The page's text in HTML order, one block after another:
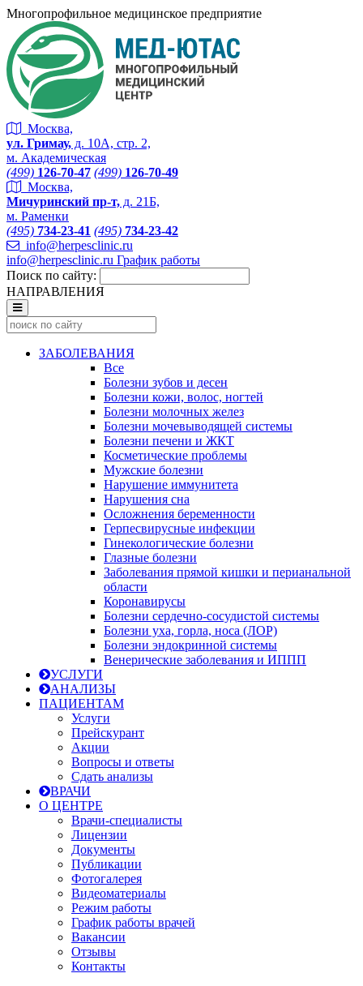
Многопрофильное медицинское предприятие
Москва,
ул. Гримау, д. 10А, стр. 2,
м. Академическая
(499) 126-70-47 (499) 126-70-49
Москва,
Мичуринский пр-т, д. 21Б,
м. Раменки
(495) 734-23-41 (495) 734-23-42
info@herpesclinic.ru
info@herpesclinic.ru График работы
Поиск по сайту:
НАПРАВЛЕНИЯ
ЗАБОЛЕВАНИЯ
Все
Болезни зубов и десен
Болезни кожи, волос, ногтей
Болезни молочных желез
Болезни мочевыводящей системы
Болезни печени и ЖКТ
Косметические проблемы
Мужские болезни
Нарушение иммунитета
Нарушения сна
Осложнения беременности
Герпесвирусные инфекции
Гинекологические болезни
Глазные болезни
Заболевания прямой кишки и перианальной
области
Коронавирусы
Болезни сердечно-сосудистой системы
Болезни уха, горла, носа (ЛОР)
Болезни эндокринной системы
Венерические заболевания и ИППП
УСЛУГИ
АНАЛИЗЫ
ПАЦИЕНТАМ
Услуги
Прейскурант
Акции
Вопросы и ответы
Сдать анализы
ВРАЧИ
О ЦЕНТРЕ
Врачи-специалисты
Лицензии
Документы
Публикации
Фотогалерея
Видеоматериалы
Режим работы
График работы врачей
Вакансии
Отзывы
Контакты